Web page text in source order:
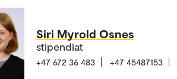
Siri Myrold Osnes
stipendiat
+47 672 36 483 +47 45487153